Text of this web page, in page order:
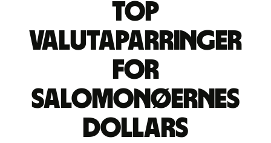
Top
valutaparringer
for
salomonøernes
dollars